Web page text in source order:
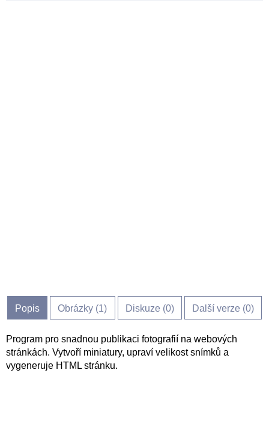
Popis Obrázky (1) Diskuze (0) Další verze (0)
Program pro snadnou publikaci fotografií na webových
stránkách. Vytvoří miniatury, upraví velikost snímků a
vygeneruje HTML stránku.